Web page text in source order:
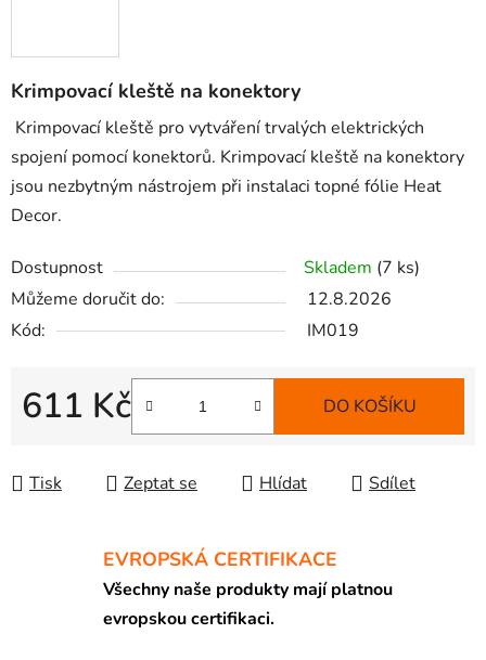
Krimpovací kleště na konektory
Krimpovací kleště pro vytváření trvalých elektrických
spojení pomocí konektorů. Krimpovací kleště na konektory
jsou nezbytným nástrojem při instalaci topné fólie Heat
Decor.
Dostupnost Skladem (7 ks)
Můžeme doručit do:
12.8.2026
Kód:
IM019
611 Kč DO KOŠÍKU
Tisk Zeptat se Hlídat Sdílet
EVROPSKÁ CERTIFIKACE
Všechny naše produkty mají platnou
evropskou certifikaci.